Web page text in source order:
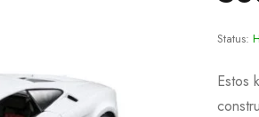
Status:
Estos